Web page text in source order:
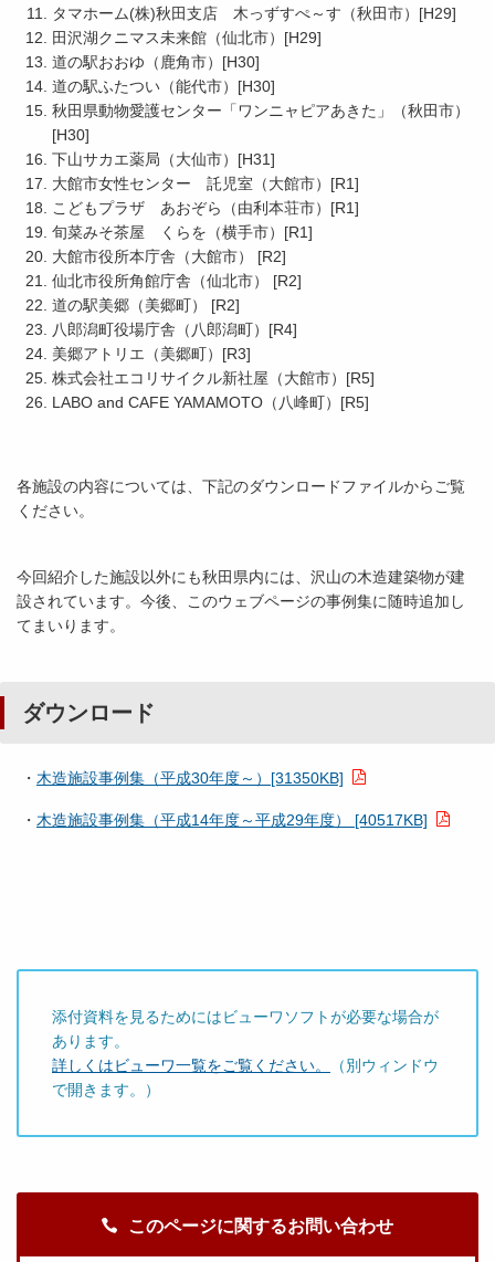
タマホーム(株)秋田支店 木っずすぺ～す（秋田市）[H29]
田沢湖クニマス未来館（仙北市）[H29]
道の駅おおゆ（鹿角市）[H30]
道の駅ふたつい（能代市）[H30]
秋田県動物愛護センター「ワンニャピアあきた」（秋田市）
[H30]
下山サカエ薬局（大仙市）[H31]
大館市女性センター 託児室（大館市）[R1]
こどもプラザ あおぞら（由利本荘市）[R1]
旬菜みそ茶屋 くらを（横手市）[R1]
大館市役所本庁舎（大館市） [R2]
仙北市役所角館庁舎（仙北市） [R2]
道の駅美郷（美郷町） [R2]
八郎潟町役場庁舎（八郎潟町）[R4]
美郷アトリエ（美郷町）[R3]
株式会社エコリサイクル新社屋（大館市）[R5]
LABO and CAFE YAMAMOTO（八峰町）[R5]
各施設の内容については、下記のダウンロードファイルからご覧
ください。
今回紹介した施設以外にも秋田県内には、沢山の木造建築物が建
設されています。今後、このウェブページの事例集に随時追加し
てまいります。
ダウンロード
・ 木造施設事例集（平成30年度～）[31350KB]
・ 木造施設事例集（平成14年度～平成29年度） [40517KB]
添付資料を見るためにはビューワソフトが必要な場合が
あります。
詳しくはビューワ一覧をご覧ください。
（別ウィンドウ
で開きます。）
このページに関するお問い合わせ